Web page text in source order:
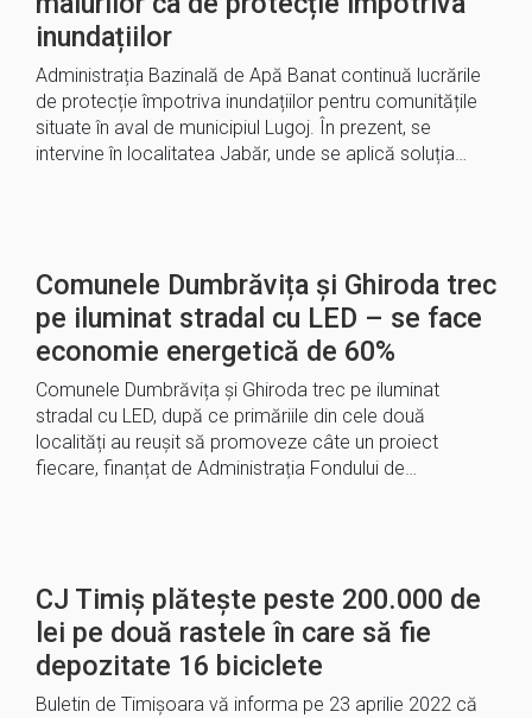
inundațiilor
Administrația Bazinală de Apă Banat continuă lucrările
de protecție împotriva inundațiilor pentru comunitățile
situate în aval de municipiul Lugoj. În prezent, se
intervine în localitatea Jabăr, unde se aplică soluția…
Comunele Dumbrăvița și Ghiroda trec
pe iluminat stradal cu LED – se face
economie energetică de 60%
Comunele Dumbrăvița și Ghiroda trec pe iluminat
stradal cu LED, după ce primăriile din cele două
localități au reușit să promoveze câte un proiect
fiecare, finanțat de Administrația Fondului de…
CJ Timiș plătește peste 200.000 de
lei pe două rastele în care să fie
depozitate 16 biciclete
Buletin de Timișoara vă informa pe 23 aprilie 2022 că